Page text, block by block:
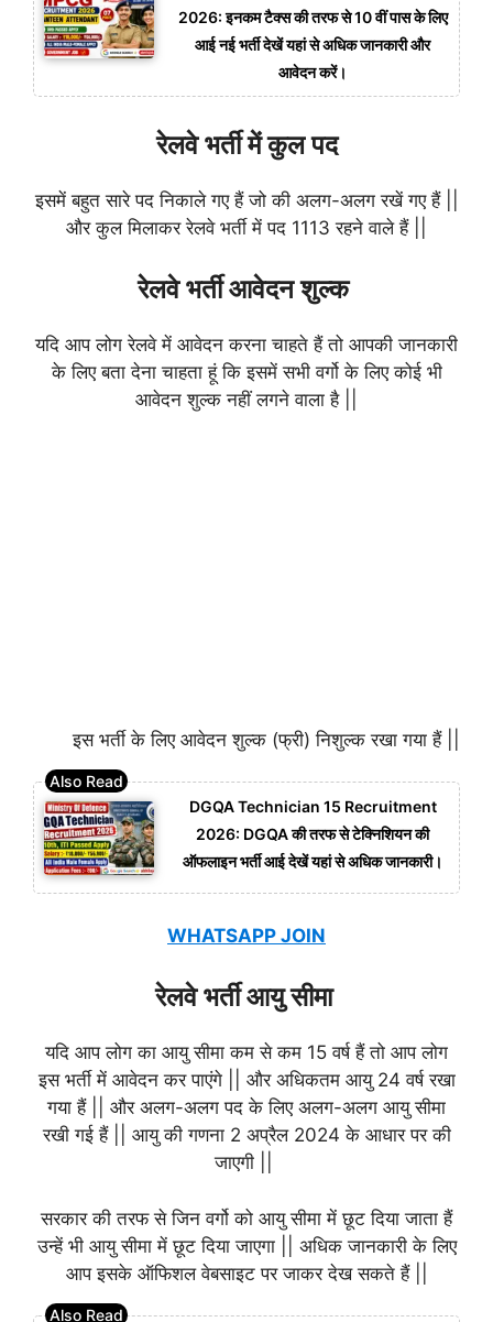
2026: इनकम टैक्स की तरफ से 10 वीं पास के लिए
आई नई भर्ती देखें यहां से अधिक जानकारी और
आवेदन करें।
रेलवे भर्ती में कुल पद
इसमें बहुत सारे पद निकाले गए हैं जो की अलग-अलग रखें गए हैं ||
और कुल मिलाकर रेलवे भर्ती में पद 1113 रहने वाले हैं ||
रेलवे भर्ती आवेदन शुल्क
यदि आप लोग रेलवे में आवेदन करना चाहते हैं तो आपकी जानकारी
के लिए बता देना चाहता हूं कि इसमें सभी वर्गो के लिए कोई भी
आवेदन शुल्क नहीं लगने वाला है ||
इस भर्ती के लिए आवेदन शुल्क (फ्री) निशुल्क रखा गया हैं ||
DGQA Technician 15 Recruitment
2026: DGQA की तरफ से टेक्निशियन की
ऑफलाइन भर्ती आई देखें यहां से अधिक जानकारी।
WHATSAPP JOIN
रेलवे भर्ती आयु सीमा
यदि आप लोग का आयु सीमा कम से कम 15 वर्ष हैं तो आप लोग
इस भर्ती में आवेदन कर पाएंगे || और अधिकतम आयु 24 वर्ष रखा
गया हैं || और अलग-अलग पद के लिए अलग-अलग आयु सीमा
रखी गई हैं || आयु की गणना 2 अप्रैल 2024 के आधार पर की
जाएगी ||
सरकार की तरफ से जिन वर्गो को आयु सीमा में छूट दिया जाता हैं
उन्हें भी आयु सीमा में छूट दिया जाएगा || अधिक जानकारी के लिए
आप इसके ऑफिशल वेबसाइट पर जाकर देख सकते हैं ||